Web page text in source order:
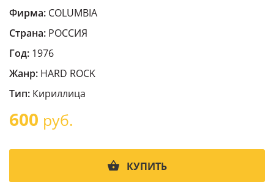
Фирма: COLUMBIA
Страна: РОССИЯ
Год: 1976
Жанр: HARD ROCK
Тип: Кириллица
600 руб.
КУПИТЬ